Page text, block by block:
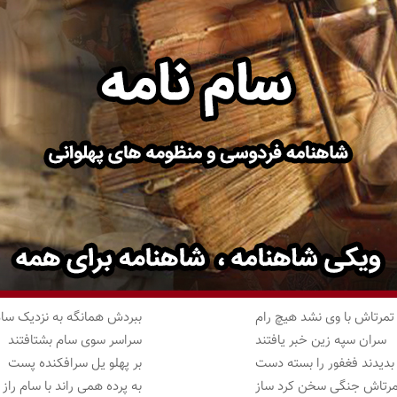
تمرتاش با وی نشد هیچ رام
ببردش همانگه به نزدیک
سران سپه زین خبر یافتند
سراسر سوی سام بشتافتند
بدیدند فغفور را بسته دست
بر پهلو یل سرافکنده پست
جنگی سخن کرد ساز
به پرده همی راند با سام راز